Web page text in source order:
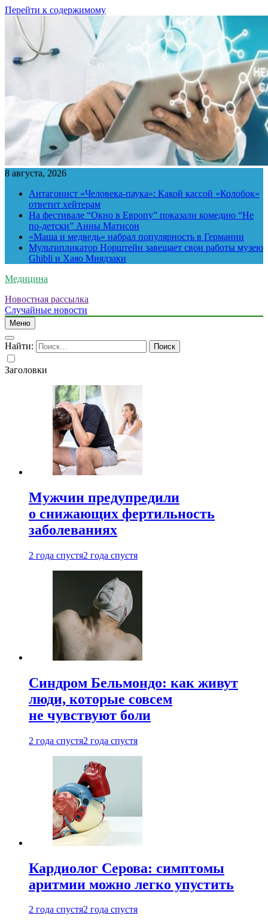
Перейти к содержимому
8 августа, 2026
Антагонист «Человека-паука»: Какой кассой «Колобок»
ответит хейтерам
На фестивале “Окно в Европу” показали комедию “Не
по-детски” Анны Матисон
«Маша и медведь» набрал популярность в Германии
Мультипликатор Норштейн завещает свои работы музею
Ghibli и Хаяо Миядзаки
Медицина
Новостная рассылка
Случайные новости
Меню
Найти:
Заголовки
Мужчин предупредили
о снижающих фертильность
заболеваниях
2 года спустя2 года спустя
Синдром Бельмондо: как живут
люди, которые совсем
не чувствуют боли
2 года спустя2 года спустя
Кардиолог Серова: симптомы
аритмии можно легко упустить
2 года спустя2 года спустя